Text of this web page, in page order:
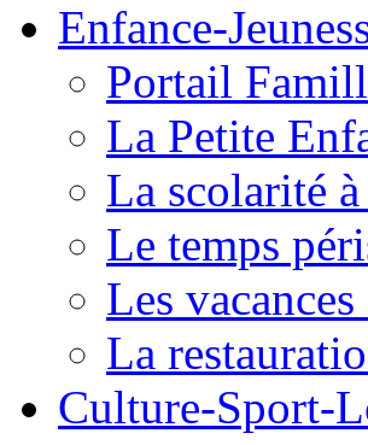
Enfance-
Portail
La Petite
La scolarité
Le temps
Les
La
Culture-Sport-